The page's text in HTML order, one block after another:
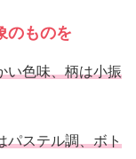
のものを
い色味、柄は小振
パステル調、ボト